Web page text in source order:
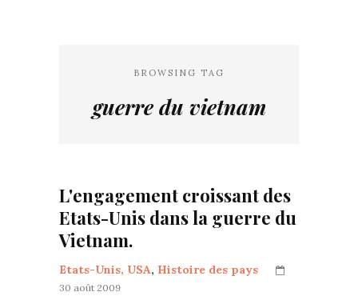
BROWSING TAG
guerre du vietnam
L'engagement croissant des
Etats-Unis dans la guerre du
Vietnam.
Etats-Unis, USA, Histoire des pays
30 août 2009